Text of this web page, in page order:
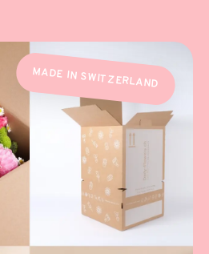
MADE IN SWITZERLAND